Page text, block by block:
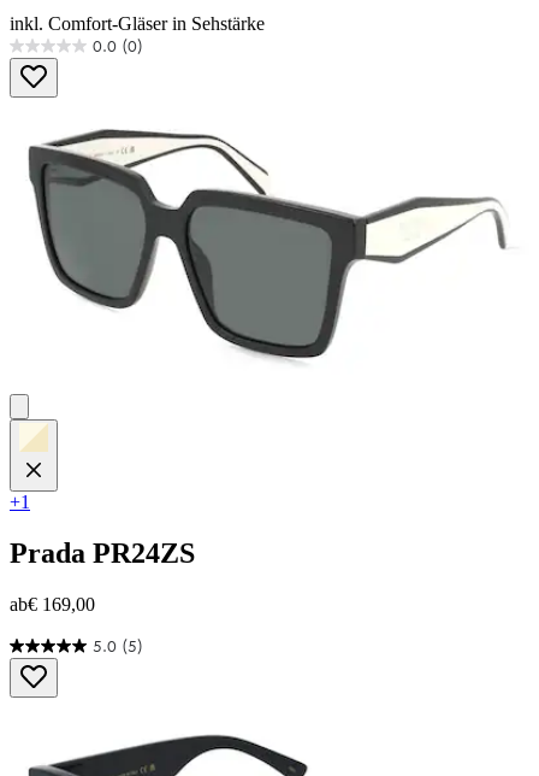
inkl. Comfort-Gläser in Sehstärke
0.0 (0)
0.0
von
5
+1
Prada PR24ZS
ab€ 169,00
5.0 (5)
5.0
von
5
Bewertungen